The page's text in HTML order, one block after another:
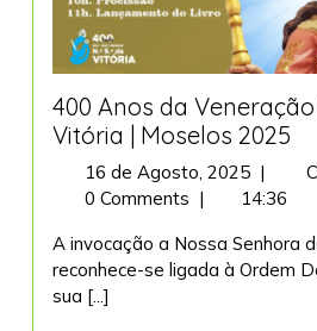
400 Anos da Veneração
Vitória | Moselos 2025
16 de Agosto, 2025 16
de
2025
|
0 Comments |
14:36
A invocação a Nossa Senhora
reconhece-se ligada à Ordem
sua [...]